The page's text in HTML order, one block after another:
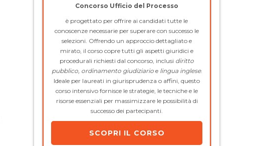
Concorso Ufficio del Processo
è progettato per offrire ai candidati tutte le
conoscenze necessarie per superare con successo le
selezioni. Offrendo un approccio dettagliato e
mirato, il corso copre tutti gli aspetti giuridici e
procedurali richiesti dal concorso, inclusi diritto
pubblico, ordinamento giudiziarioe lingua inglese.
Ideale per laureati in giurisprudenza o affini, questo
corso intensivo fornisce le strategie, le tecniche e le
risorse essenziali per massimizzare le possibilità di
successo dei partecipanti.
SCOPRI IL CORSO